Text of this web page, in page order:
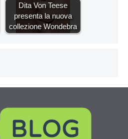
Dita Von Teese
presenta la nuova
collezione Wondebra